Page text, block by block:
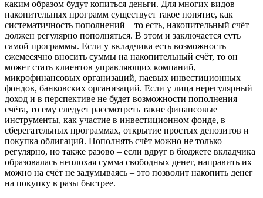
каким образом будут копиться деньги. Для многих видов
накопительных программ существует такое понятие, как
систематичность пополнений – то есть, накопительный счёт
должен регулярно пополняться. В этом и заключается суть
самой программы. Если у вкладчика есть возможность
ежемесячно вносить суммы на накопительный счёт, то он
может стать клиентов управляющих компаний,
микрофинансовых организаций, паевых инвестиционных
фондов, банковских организаций. Если у лица нерегулярный
доход и в перспективе не будет возможности пополнения
счёта, то ему следует рассмотреть такие финансовые
инструменты, как участие в инвестиционном фонде, в
сберегательных программах, открытие простых депозитов и
покупка облигаций. Пополнять счёт можно не только
регулярно, но также разово – если вдруг в бюджете вкладчика
образовалась неплохая сумма свободных денег, направить их
можно на счёт не задумываясь – это позволит накопить денег
на покупку в разы быстрее.